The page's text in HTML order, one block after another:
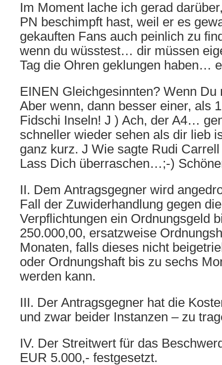
Im Moment lache ich gerad
PN beschimpft hast, weil er es
gekauften Fans auch peinlich zu
wenn du wüsstest… dir müssen
Tag die Ohren geklungen haben…
EINEN Gleichgesinnten? Wenn
Aber wenn, dann besser einer, als
Fidschi Inseln! J ) Ach, der A4…
schneller wieder sehen als dir lieb
ganz kurz. J Wie sagte Rudi
Lass Dich überraschen…;-)
II. Dem Antragsgegner wird
Fall der Zuwiderhandlung gegen
Verpflichtungen ein Ordnungsgeld
250.000,00, ersatzweise
Monaten, falls dieses nicht
oder Ordnungshaft bis zu sechs
werden kann.
III. Der Antragsgegner hat die
und zwar beider Instanzen – zu
IV. Der Streitwert für das
EUR 5.000,- festgesetzt.